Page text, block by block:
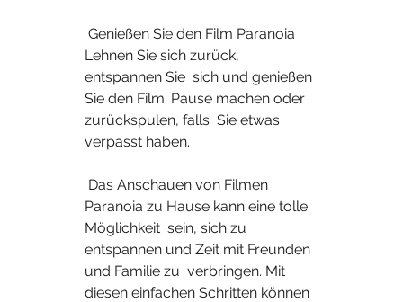
Lehnen Sie sich zurück,
entspannen Sie  sich und genießen
Sie den Film. Pause machen oder
zurückspulen, falls  Sie etwas
verpasst haben.
Paranoia zu Hause kann eine tolle
Möglichkeit  sein, sich zu
entspannen und Zeit mit Freunden
und Familie zu  verbringen. Mit
diesen einfachen Schritten können